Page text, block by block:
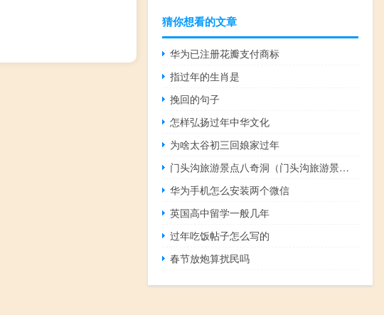
猜你想看的文章
华为已注册花瓣支付商标
指过年的生肖是
挽回的句子
怎样弘扬过年中华文化
为啥太谷初三回娘家过年
门头沟旅游景点八奇洞（门头沟旅游景点大全）
华为手机怎么安装两个微信
英国高中留学一般几年
过年吃饭帖子怎么写的
春节放炮算扰民吗